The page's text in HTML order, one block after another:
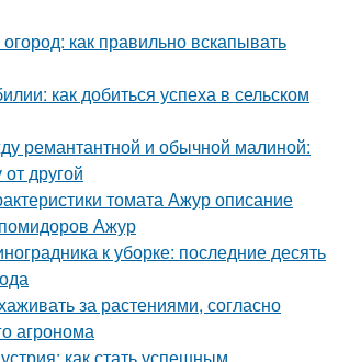
как правильно вскапывать
как добиться успеха в сельском
ремантантной и обычной малиной:
от другой
томата Ажур описание
Ажур
к уборке: последние десять
за растениями, согласно
агронома